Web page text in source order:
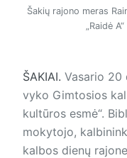
Šakių rajono meras
„Raidė
ŠAKIAI. Vasario 20
vyko Gimtosios
kultūros esmė“.
mokytojo,
kalbos dienų